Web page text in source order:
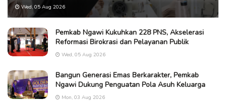
Wed, 05 Aug 2026
Pemkab Ngawi Kukuhkan 228 PNS, Akselerasi
Reformasi Birokrasi dan Pelayanan Publik
Wed, 05 Aug 2026
Bangun Generasi Emas Berkarakter, Pemkab
Ngawi Dukung Penguatan Pola Asuh Keluarga
Mon, 03 Aug 2026